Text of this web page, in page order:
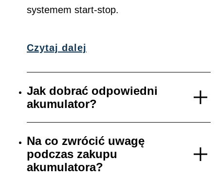
systemem start-stop.
Czytaj dalej
Jak dobrać odpowiedni
akumulator?
Na co zwrócić uwagę
podczas zakupu
akumulatora?